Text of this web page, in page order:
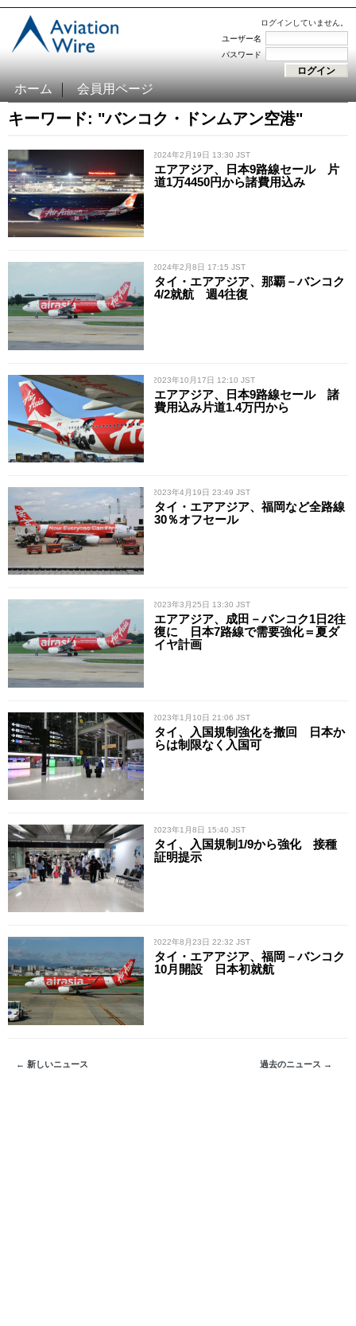
ログインしていません。
ユーザー名
パスワード
ホーム 会員用ページ
キーワード: "バンコク・ドンムアン空港"
/ 2024年2月19日 13:30 JST
エアアジア、日本9路線セール 片
道1万4450円から諸費用込み
/ 2024年2月8日 17:15 JST
タイ・エアアジア、那覇－バンコク
4/2就航 週4往復
/ 2023年10月17日 12:10 JST
エアアジア、日本9路線セール 諸
費用込み片道1.4万円から
/ 2023年4月19日 23:49 JST
タイ・エアアジア、福岡など全路線
30％オフセール
/ 2023年3月25日 13:30 JST
エアアジア、成田－バンコク1日2往
復に 日本7路線で需要強化＝夏ダ
イヤ計画
/ 2023年1月10日 21:06 JST
タイ、入国規制強化を撤回 日本か
らは制限なく入国可
/ 2023年1月8日 15:40 JST
タイ、入国規制1/9から強化 接種
証明提示
/ 2022年8月23日 22:32 JST
タイ・エアアジア、福岡－バンコク
10月開設 日本初就航
← 新しいニュース 過去のニュース →